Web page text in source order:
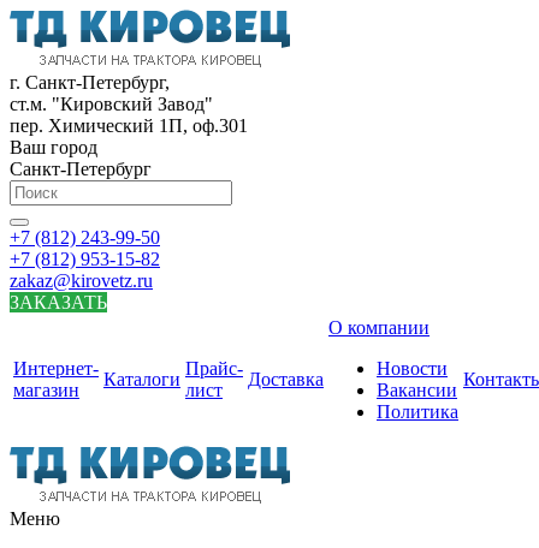
г. Санкт-Петербург,
ст.м. "Кировский Завод"
пер. Химический 1П, оф.301
Ваш город
Санкт-Петербург
+7 (812) 243-99-50
+7 (812) 953-15-82
zakaz@kirovetz.ru
ЗАКАЗАТЬ
Интернет-
магазин
Каталоги
Прайс-
лист
Доставка
О компании
Новости
Вакансии
Политика
Меню